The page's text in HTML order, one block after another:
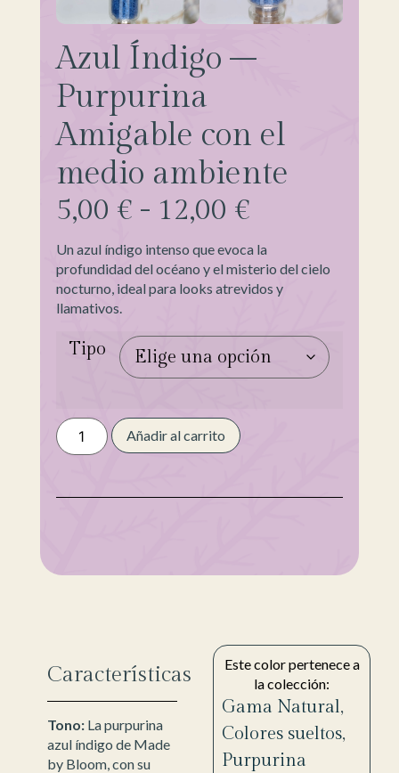
Azul Índigo –
Purpurina
Amigable con el
medio ambiente
5,00 € - 12,00 €
Un azul índigo intenso que evoca la
profundidad del océano y el misterio del cielo
nocturno, ideal para looks atrevidos y
llamativos.
Tipo
Añadir al carrito
Características
Tono:La purpurina
azul índigo de Made
by Bloom, con su
Este color pertenece a
la colección:
Gama Natural,
Colores sueltos,
Purpurina